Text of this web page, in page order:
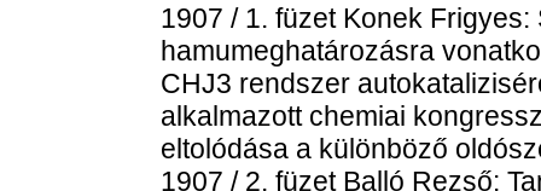
1907 / 1. füzet Konek
hamumeghatározásra
CHJ3 rendszer
alkalmazott chemiai
eltolódása a különböző
1907 / 2. füzet Balló Rezső: